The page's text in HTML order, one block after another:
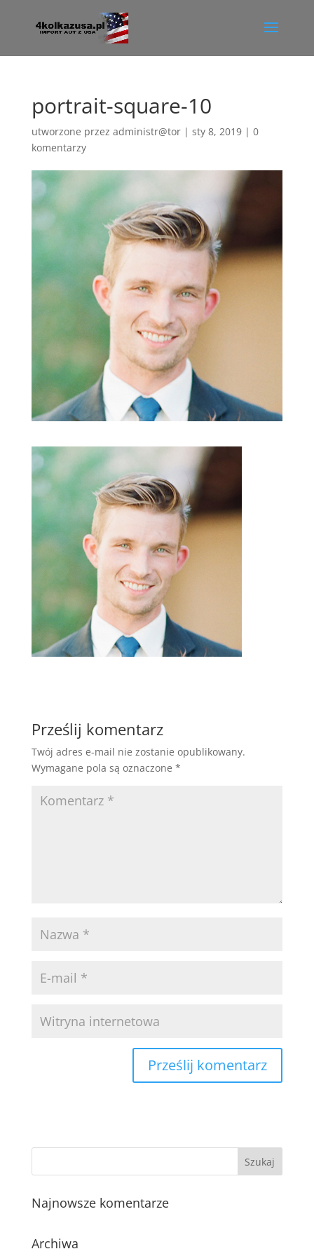
portrait-square-10
utworzone przez administr@tor| sty 8, 2019| 0
komentarzy
Prześlij komentarz
Twój adres e-mail nie zostanie opublikowany.
Wymagane pola są oznaczone *
Najnowsze komentarze
Archiwa